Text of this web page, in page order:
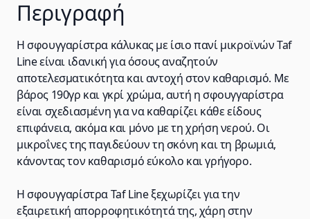
Περιγραφή
Η σφουγγαρίστρα κάλυκας με ίσιο πανί μικροϊνών Taf
Line είναι ιδανική για όσους αναζητούν
αποτελεσματικότητα και αντοχή στον καθαρισμό. Με
βάρος 190γρ και γκρί χρώμα, αυτή η σφουγγαρίστρα
είναι σχεδιασμένη για να καθαρίζει κάθε είδους
επιφάνεια, ακόμα και μόνο με τη χρήση νερού. Οι
μικροΐνες της παγιδεύουν τη σκόνη και τη βρωμιά,
κάνοντας τον καθαρισμό εύκολο και γρήγορο.
Η σφουγγαρίστρα Taf Line ξεχωρίζει για την
εξαιρετική απορροφητικότητά της, χάρη στην